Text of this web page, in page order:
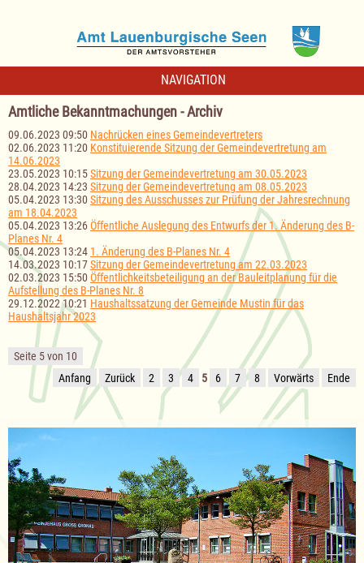
NAVIGATION
Amtliche Bekanntmachungen - Archiv
09.06.2023 09:50 Nachrücken eines Gemeindevertreters
02.06.2023 11:20 Konstituierende Sitzung der Gemeindevertretung am
14.06.2023
23.05.2023 10:15Sitzung der Gemeindevertretung am 30.05.2023
28.04.2023 14:23 Sitzung der Gemeindevertretung am 08.05.2023
05.04.2023 13:30 Sitzung des Ausschusses zur Prüfung der Jahresrechnung
am 18.04.2023
05.04.2023 13:26Öffentliche Auslegung des Entwurfs der 1. Änderung des B-
Planes Nr. 4
05.04.2023 13:24 1. Änderung des B-Planes Nr. 4
14.03.2023 10:17Sitzung der Gemeindevertretung am 22.03.2023
02.03.2023 15:50 Öffentlichkeitsbeteiligung an der Bauleitplanung für die
Aufstellung des B-Planes Nr. 8
29.12.2022 10:21 Haushaltssatzung der Gemeinde Mustin für das
Haushaltsjahr 2023
Seite 5 von 10
Anfang
Zurück 2 3 4 5 6 7 8 Vorwärts Ende